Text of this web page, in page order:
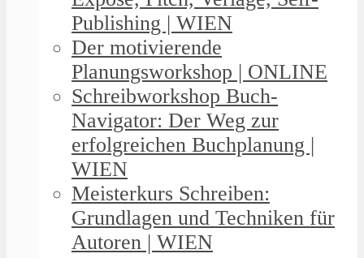
Publishing | WIEN
Der motivierende
Planungsworkshop | ONLINE
Schreibworkshop Buch-
Navigator: Der Weg zur
erfolgreichen Buchplanung |
WIEN
Meisterkurs Schreiben:
Grundlagen und Techniken für
Autoren | WIEN